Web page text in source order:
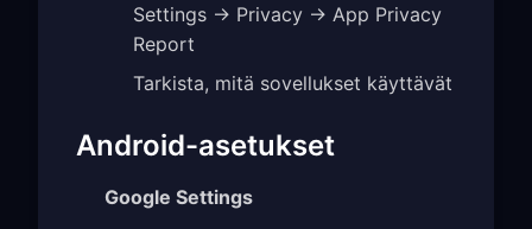
Settings → Privacy → App Privacy
Report
Tarkista, mitä sovellukset käyttävät
Android-asetukset
Google Settings